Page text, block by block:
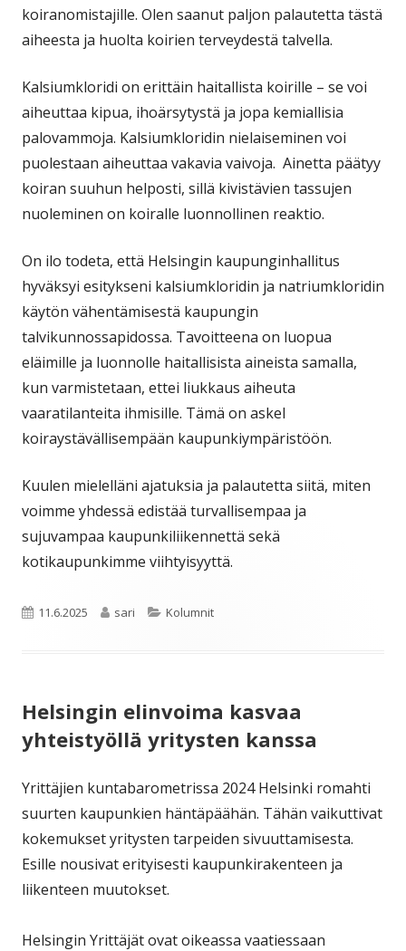
koiranomistajille. Olen saanut paljon palautetta tästä
aiheesta ja huolta koirien terveydestä talvella.
Kalsiumkloridi on erittäin haitallista koirille – se voi
aiheuttaa kipua, ihoärsytystä ja jopa kemiallisia
palovammoja. Kalsiumkloridin nielaiseminen voi
puolestaan aiheuttaa vakavia vaivoja. Ainetta päätyy
koiran suuhun helposti, sillä kivistävien tassujen
nuoleminen on koiralle luonnollinen reaktio.
On ilo todeta, että Helsingin kaupunginhallitus
hyväksyi esitykseni kalsiumkloridin ja natriumkloridin
käytön vähentämisestä kaupungin
talvikunnossapidossa. Tavoitteena on luopua
eläimille ja luonnolle haitallisista aineista samalla,
kun varmistetaan, ettei liukkaus aiheuta
vaaratilanteita ihmisille. Tämä on askel
koiraystävällisempään kaupunkiympäristöön.
Kuulen mielelläni ajatuksia ja palautetta siitä, miten
voimme yhdessä edistää turvallisempaa ja
sujuvampaa kaupunkiliikennettä sekä
kotikaupunkimme viihtyisyyttä.
Julkaistu
11.6.2025 Kirjoittaja
sari Kategoriat
Kolumnit
Helsingin elinvoima kasvaa
yhteistyöllä yritysten kanssa
Yrittäjien kuntabarometrissa 2024 Helsinki romahti
suurten kaupunkien häntäpäähän. Tähän vaikuttivat
kokemukset yritysten tarpeiden sivuuttamisesta.
Esille nousivat erityisesti kaupunkirakenteen ja
liikenteen muutokset.
Helsingin Yrittäjät ovat oikeassa vaatiessaan